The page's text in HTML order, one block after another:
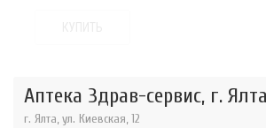
Аптека Здрав-сервис, г.
г. Ялта, ул. Киевская, 12